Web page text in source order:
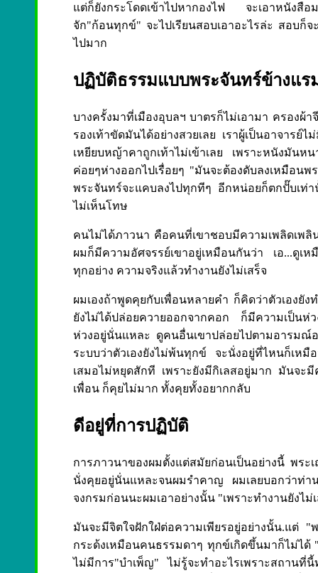
แต่ก็ยังกระโดดเข้าไปหากองไฟ จะเอาหนังสื
จัก"ก้อนทุกข์" จะไปเรียนสอบเอาอะไรล่ะ สอบก็
ไปมาก
ปฏิบัติธรรมแบบพระจันทร์ข้างแร
บางครั้งมาที่เมืองอุบลฯ บาตรก็ไม่เอามา ครองผ้า
รองเท้าขัดมันได้อย่างสวยเลย เราผู้เป็นอาจารย์
เหยียบหญ้าคาถูกเท้าไม่เข้าเลย เพราะหนังมัน
ค่อยๆห่างออกไปเรื่อยๆ "มันจะต้องดับลงเหมือน
พระจันทร์จะแคบลงไปทุกทีๆ อีกหน่อยก็ตกปั๊บเท่
ไม่เห็นโทษ
คนไม่ได้ภาวนา คือคนที่เขาชอบมีความเพลิดเพ
ผมก็มีความอัศจรรย์เขาอยู่เหมือนกันว่า เอ...ดูเ
ทุกอย่าง ความจริงแล้วทำงานยังไม่เสร็จ
ผมเองถ้าพูดคุยกับเพื่อนหลายคำ ก็คิดว่าตัวเองยัง
ยังไม่ได้ปล่อยควายออกจากคอก ก็มีความเป็นห่
ห่วงอยู่นั่นแหละ ดูคนอื่นเขาปล่อยไปตามอารม
ระบบว่าตัวเองยังไม่พ้นทุกข์ จะนั่งอยู่ที่ไหนก็เหมื
เสมอไม่หยุดสักที เพราะยังมีกิเลสอยู่มาก มันจะ
เพื่อน ก็คุยไม่มาก ทั้งคุยทั้งอยากกลับ
ดีอยู่ที่การปฏิบัติ
การภาวนาของผมตั้งแต่สมัยก่อนเป็นอย่างนี้ พระ
นั่งคุยอยู่นั่นแหละจนผมรำคาญ ผมเลยบอกว่าท่
จงกรมก่อนนะผมเอาอย่างนั้น "เพราะทำงานยังไม่
มันจะมีจิตใจฝักใฝ่ต่อความเพียรอยู่อย่างนั้น.แต่
กระด้งเหมือนคนธรรมดาๆ ทุกข์เกิดขึ้นมาก็ไม่ไ
ไม่มีการ"บำเพ็ญ" ไม่รู้จะทำอะไรเพราะสถานที่